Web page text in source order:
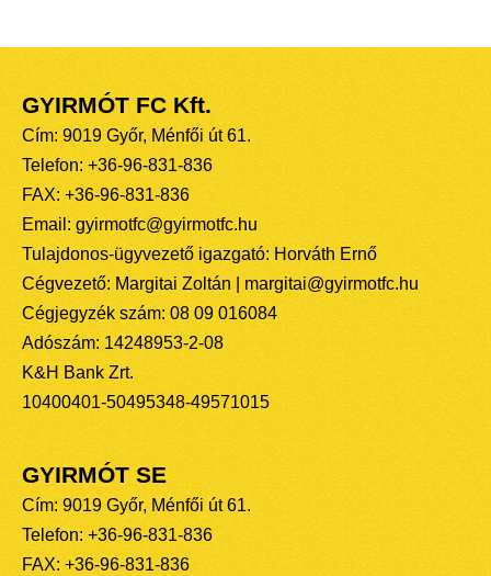
GYIRMÓT FC Kft.
Cím: 9019 Győr, Ménfői út 61.
Telefon: +36-96-831-836
FAX: +36-96-831-836
Email: gyirmotfc@gyirmotfc.hu
Tulajdonos-ügyvezető igazgató: Horváth Ernő
Cégvezető: Margitai Zoltán | margitai@gyirmotfc.hu
Cégjegyzék szám: 08 09 016084
Adószám: 14248953-2-08
K&H Bank Zrt.
10400401-50495348-49571015
GYIRMÓT SE
Cím: 9019 Győr, Ménfői út 61.
Telefon: +36-96-831-836
FAX: +36-96-831-836